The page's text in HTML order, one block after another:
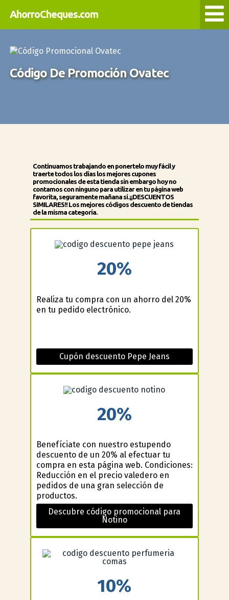
AhorroCheques.com
Código De Promoción Ovatec
Continuamos trabajando en ponertelo muy fácil y
traerte todos los días los mejores cupones
promocionales de esta tiendasin embargo hoy no
contamos con ninguno para utilizar en tu página web
favorita, seguramente mañana sí.¡¡DESCUENTOS
SIMILARES!! Los mejores códigos descuento de tiendas
de la misma categoría.
20%
Realiza tu compra con un ahorro del 20%
en tu pedido electrónico.
Cupón descuento Pepe Jeans
20%
Benefíciate con nuestro estupendo
descuento de un 20% al efectuar tu
compra en esta página web. Condiciones:
Reducción en el precio valedero en
pedidos de una gran selección de
productos.
Descubre código promocional para
Notino
10%